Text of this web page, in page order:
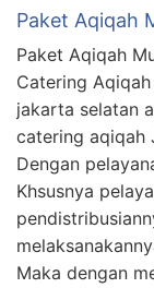
Paket Aqiqah
Paket Aqiqah
Catering
jakarta selatan
catering aqiqah
Dengan
Khsusnya
Maka dengan